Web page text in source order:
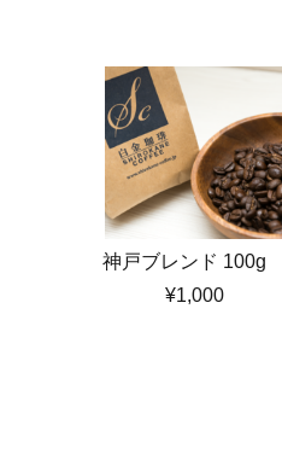
神戸ブレンド 100g
¥1,000